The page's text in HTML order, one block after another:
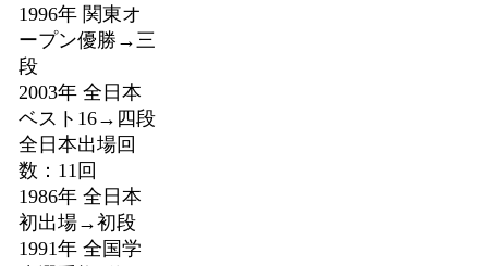
1996年 関東オ
ープン優勝→三
段
2003年 全日本
ベスト16→四段
全日本出場回
数：11回
1986年 全日本
初出場→初段
1991年 全国学